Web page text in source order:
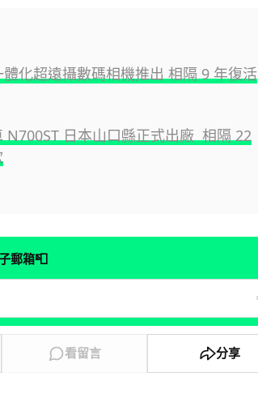
體化超遠攝數碼相機推出 相隔 9 年復活
N700ST 日本山口縣正式出廠 相隔 22
郵箱📮
看留言 分享